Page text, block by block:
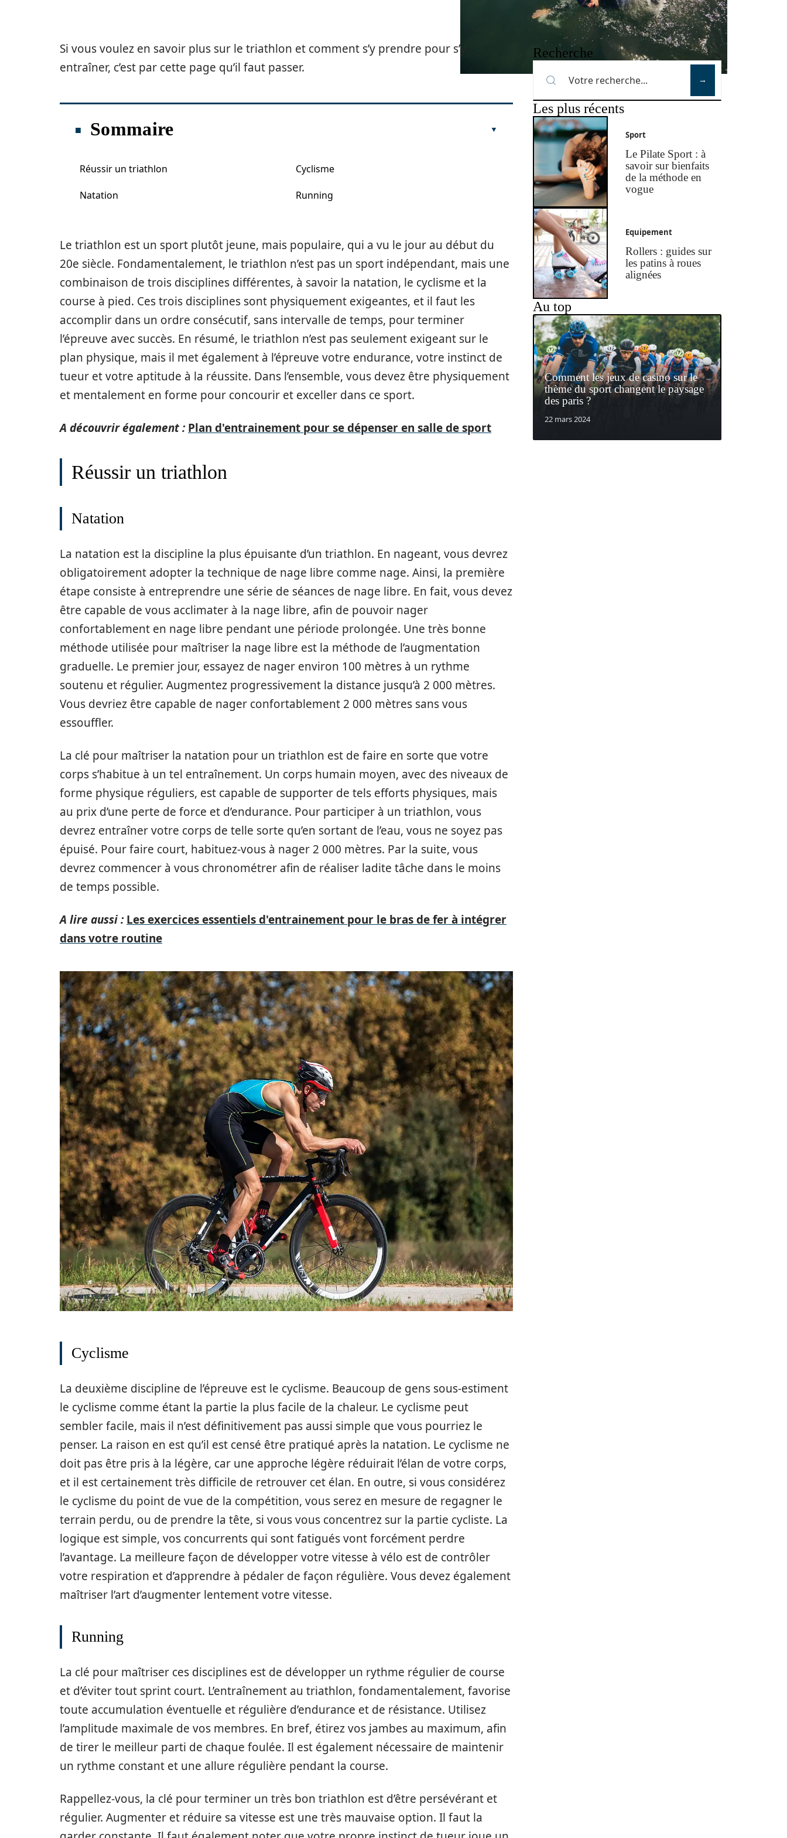
Si vous voulez en savoir plus sur le triathlon et comment s’y prendre pour s’y
entraîner, c’est par cette page qu’il faut passer.
Sommaire
Réussir un triathlon
Natation
Cyclisme
Running
Le triathlon est un sport plutôt jeune, mais populaire, qui a vu le jour au début du
20e siècle. Fondamentalement, le triathlon n’est pas un sport indépendant, mais une
combinaison de trois disciplines différentes, à savoir la natation, le cyclisme et la
course à pied. Ces trois disciplines sont physiquement exigeantes, et il faut les
accomplir dans un ordre consécutif, sans intervalle de temps, pour terminer
l’épreuve avec succès. En résumé, le triathlon n’est pas seulement exigeant sur le
plan physique, mais il met également à l’épreuve votre endurance, votre instinct de
tueur et votre aptitude à la réussite. Dans l’ensemble, vous devez être physiquement
et mentalement en forme pour concourir et exceller dans ce sport.
A découvrir également : Plan d'entrainement pour se dépenser en salle de sport
Réussir un triathlon
Natation
La natation est la discipline la plus épuisante d’un triathlon. En nageant, vous devrez
obligatoirement adopter la technique de nage libre comme nage. Ainsi, la première
étape consiste à entreprendre une série de séances de nage libre. En fait, vous devez
être capable de vous acclimater à la nage libre, afin de pouvoir nager
confortablement en nage libre pendant une période prolongée. Une très bonne
méthode utilisée pour maîtriser la nage libre est la méthode de l’augmentation
graduelle. Le premier jour, essayez de nager environ 100 mètres à un rythme
soutenu et régulier. Augmentez progressivement la distance jusqu’à 2 000 mètres.
Vous devriez être capable de nager confortablement 2 000 mètres sans vous
essouffler.
La clé pour maîtriser la natation pour un triathlon est de faire en sorte que votre
corps s’habitue à un tel entraînement. Un corps humain moyen, avec des niveaux de
forme physique réguliers, est capable de supporter de tels efforts physiques, mais
au prix d’une perte de force et d’endurance. Pour participer à un triathlon, vous
devrez entraîner votre corps de telle sorte qu’en sortant de l’eau, vous ne soyez pas
épuisé. Pour faire court, habituez-vous à nager 2 000 mètres. Par la suite, vous
devrez commencer à vous chronométrer afin de réaliser ladite tâche dans le moins
de temps possible.
A lire aussi : Les exercices essentiels d'entrainement pour le bras de fer à intégrer
dans votre routine
Cyclisme
La deuxième discipline de l’épreuve est le cyclisme. Beaucoup de gens sous-estiment
le cyclisme comme étant la partie la plus facile de la chaleur. Le cyclisme peut
sembler facile, mais il n’est définitivement pas aussi simple que vous pourriez le
penser. La raison en est qu’il est censé être pratiqué après la natation. Le cyclisme ne
doit pas être pris à la légère, car une approche légère réduirait l’élan de votre corps,
et il est certainement très difficile de retrouver cet élan. En outre, si vous considérez
le cyclisme du point de vue de la compétition, vous serez en mesure de regagner le
terrain perdu, ou de prendre la tête, si vous vous concentrez sur la partie cycliste. La
logique est simple, vos concurrents qui sont fatigués vont forcément perdre
l’avantage. La meilleure façon de développer votre vitesse à vélo est de contrôler
votre respiration et d’apprendre à pédaler de façon régulière. Vous devez également
maîtriser l’art d’augmenter lentement votre vitesse.
Running
La clé pour maîtriser ces disciplines est de développer un rythme régulier de course
et d’éviter tout sprint court. L’entraînement au triathlon, fondamentalement, favorise
toute accumulation éventuelle et régulière d’endurance et de résistance. Utilisez
l’amplitude maximale de vos membres. En bref, étirez vos jambes au maximum, afin
de tirer le meilleur parti de chaque foulée. Il est également nécessaire de maintenir
un rythme constant et une allure régulière pendant la course.
Rappellez-vous, la clé pour terminer un très bon triathlon est d’être persévérant et
régulier. Augmenter et réduire sa vitesse est une très mauvaise option. Il faut la
Recherche
Les plus récents
Sport
Le Pilate Sport : à
savoir sur bienfaits
de la méthode en
vogue
Equipement
Rollers : guides sur
les patins à roues
alignées
Au top
Comment les jeux de casino sur le
thème du sport changent le paysage
des paris ?
22 mars 2024